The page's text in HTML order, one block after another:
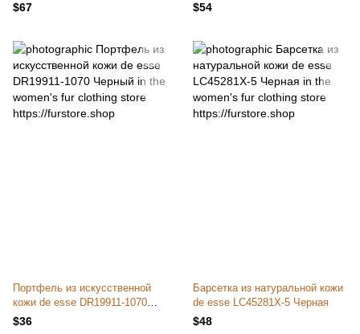
$67 $54
Портфель из искусственной
кожи de esse DR19911-1070
Черный
$36
Барсетка из натуральной кожи
de esse LC45281X-5 Черная
$48